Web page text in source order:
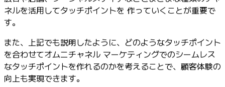
ネルを活用してタッチポイントを 作っていくことが重要で
す。
また、上記でも説明したように、どのようなタッチポイント
を合わせてオムニチャネル マーケティングでのシームレス
なタッチポイントを作れるのかを考えることで、顧客体験の
向上も実現できます。